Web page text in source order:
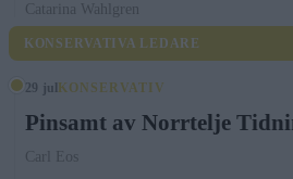
Catarina Wahlgren
KONSERVATIVA LEDARE
29 jul KONSERVATIV
Pinsamt av Norrtelje
Carl Eos